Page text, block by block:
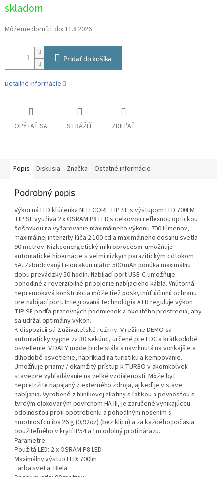
cena:
skladom
Môžeme doručiť do: 11.8.2026
Pridať do košíka
Detailné informácie
OPÝTAŤ SA STRÁŽIŤ ZDIEĽAŤ
Popis Diskusia Značka Ostatné informácie
Podrobný popis
Výkonná LED kľúčenka NITECORE TIP SE s výstupom LED 700LM
TIP SE využíva 2 x OSRAM P8 LED s celkovou reflexnou optickou
šošovkou na vyžarovanie maximálneho výkonu 700 lúmenov,
maximálnej intenzity lúča 2 100 cd a maximálneho dosahu svetla
90 metrov. Nízkoenergetický mikroprocesor umožňuje
automatické hibernácie s veľmi nízkym parazitickým odtokom
5A. Zabudovaný Li-ion akumulátor 500 mAh ponúka maximálnu
dobu prevádzky 50 hodín. Nabíjací port USB-C umožňuje
pohodlné a reverzibilné pripojenie nabíjacieho kábla. Vnútorná
nepremokavá konštrukcia môže tiež poskytnúť účinnú ochranu
pre nabíjací port. Integrovaná technológia ATR reguluje výkon
TIP SE podľa pracovných podmienok a okolitého prostredia, aby
sa udržal optimálny výkon.
K dispozícii sú 2 užívateľské režimy. V režime DEMO sa
automaticky vypne za 30 sekúnd, určené pre EDC a krátkodobé
osvetlenie. V DAILY móde bude stála a navrhnutá na vonkajšie a
dlhodobé osvetlenie, napríklad na turistiku a kempovanie.
Umožňuje priamy / okamžitý prístup k TURBO v akomkoľvek
stave pre vyhľadávanie na veľké vzdialenosti. Môže byť
nepretržite napájaný z externého zdroja, aj keď je v stave
nabíjania. Vyrobené z hliníkovej zliatiny s ľahkou a pevnosťou s
tvrdým eloxovaným povrchom HA III, je zaručené vynikajúcou
odolnosťou proti opotrebeniu a pohodlným nosením s
hmotnosťou iba 26 g (0,92oz) (bez klipu) a za každého počasia
použiteľného v krytí IP54 a 1m odolný proti nárazu.
Parametre:
Použitá LED: 2 x OSRAM P8 LED
Maximálny výstup LED: 700lm
Farba svetla: Biela